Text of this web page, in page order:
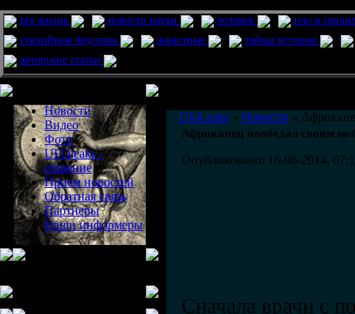
pro жизнь новости науки человек
нло и
стихийные бедствия
животные
тайны истории
авторские статьи
Новости
Видео
Фото
UFOleaks -
общение
Прием новостей
Обратная связь
Партнеры
Наши информеры
UfoLeaks » Новости »
Африканец пообедал своим
Опубликовано: 16-06-2014,
Сначала врачи с